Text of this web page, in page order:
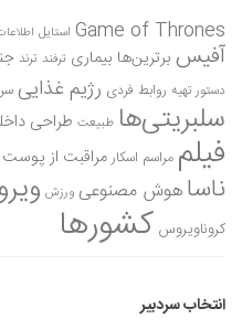
Game of Thrones استایل
آفیس برترین‌ها بیماری ترفند ترند
دستور تهیه روابط فردی رژیم غذایی
سلبریتی‌ها طبیعت طراحی
فیلم مراسم اسکارمراقبت از پوست
ناساهوش مصنوعی ورزش
کروناویروس کشورها
انتخاب سردبیر